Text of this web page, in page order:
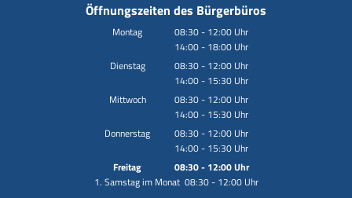
Öffnungszeiten des Bürgerbüros
Montag 08:30- 12:00 Uhr
Von 08:30 bis 12:00 Uhr
14:00- 18:00 Uhr
Von 14:00 bis 18:00 Uhr
Dienstag 08:30- 12:00 Uhr
Von 08:30 bis 12:00 Uhr
14:00- 15:30 Uhr
Von 14:00 bis 15:30 Uhr
Mittwoch 08:30- 12:00 Uhr
Von 08:30 bis 12:00 Uhr
14:00- 15:30 Uhr
Von 14:00 bis 15:30 Uhr
Donnerstag 08:30- 12:00 Uhr
Von 08:30 bis 12:00 Uhr
14:00- 15:30 Uhr
Von 14:00 bis 15:30 Uhr
Freitag 08:30- 12:00Uhr
Von 08:30 bis 12:00 Uhr
1. Samstag im Monat 08:30 - 12:00 Uhr